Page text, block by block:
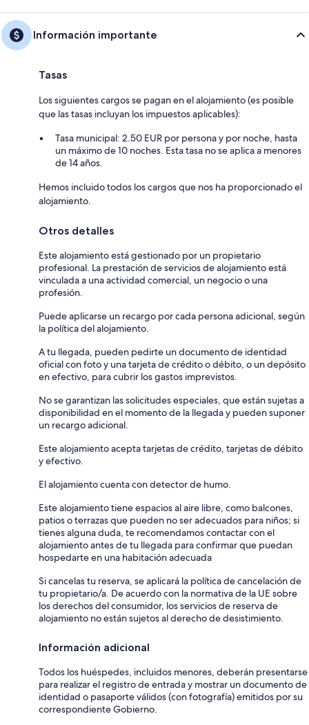
Información importante
Tasas
Los siguientes cargos se pagan en el alojamiento (es posible
que las tasas incluyan los impuestos aplicables):
Tasa municipal: 2.50 EUR por persona y por noche, hasta
un máximo de 10 noches. Esta tasa no se aplica a menores
de 14 años.
Hemos incluido todos los cargos que nos ha proporcionado el
alojamiento.
Otros detalles
Este alojamiento está gestionado por un propietario
profesional. La prestación de servicios de alojamiento está
vinculada a una actividad comercial, un negocio o una
profesión.
Puede aplicarse un recargo por cada persona adicional, según
la política del alojamiento.
A tu llegada, pueden pedirte un documento de identidad
oficial con foto y una tarjeta de crédito o débito, o un depósito
en efectivo, para cubrir los gastos imprevistos.
No se garantizan las solicitudes especiales, que están sujetas a
disponibilidad en el momento de la llegada y pueden suponer
un recargo adicional.
Este alojamiento acepta tarjetas de crédito, tarjetas de débito
y efectivo.
El alojamiento cuenta con detector de humo.
Este alojamiento tiene espacios al aire libre, como balcones,
patios o terrazas que pueden no ser adecuados para niños; si
tienes alguna duda, te recomendamos contactar con el
alojamiento antes de tu llegada para confirmar que puedan
hospedarte en una habitación adecuada
Si cancelas tu reserva, se aplicará la política de cancelación de
tu propietario/a. De acuerdo con la normativa de la UE sobre
los derechos del consumidor, los servicios de reserva de
alojamiento no están sujetos al derecho de desistimiento.
Información adicional
Todos los huéspedes, incluidos menores, deberán presentarse
para realizar el registro de entrada y mostrar un documento de
identidad o pasaporte válidos (con fotografía) emitidos por su
correspondiente Gobierno.